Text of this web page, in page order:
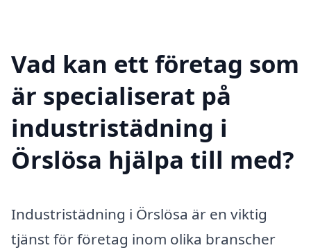
Vad kan ett företag som
är specialiserat på
industristädning i
Örslösa hjälpa till med?
Industristädning i Örslösa är en viktig
tjänst för företag inom olika branscher